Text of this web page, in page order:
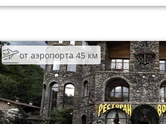
от аэропорта 45 км